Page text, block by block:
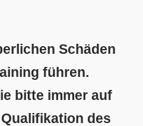
Schäden
führen.
bitte immer auf
des